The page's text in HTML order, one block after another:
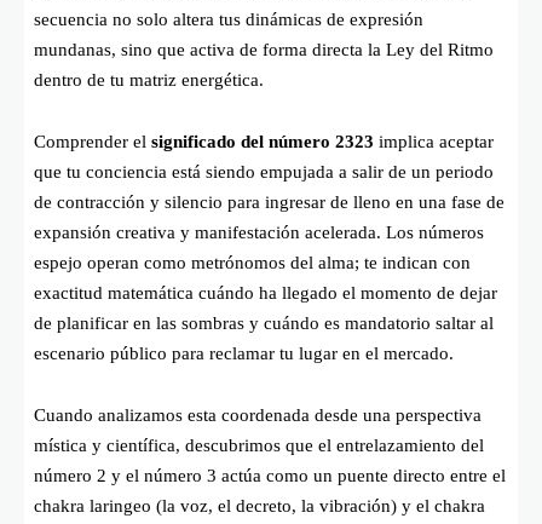
secuencia no solo altera tus dinámicas de expresión
mundanas, sino que activa de forma directa la Ley del Ritmo
dentro de tu matriz energética.
Comprender el significado del número 2323 implica aceptar
que tu conciencia está siendo empujada a salir de un periodo
de contracción y silencio para ingresar de lleno en una fase de
expansión creativa y manifestación acelerada. Los números
espejo operan como metrónomos del alma; te indican con
exactitud matemática cuándo ha llegado el momento de dejar
de planificar en las sombras y cuándo es mandatorio saltar al
escenario público para reclamar tu lugar en el mercado.
Cuando analizamos esta coordenada desde una perspectiva
mística y científica, descubrimos que el entrelazamiento del
número 2 y el número 3 actúa como un puente directo entre el
chakra laringeo (la voz, el decreto, la vibración) y el chakra